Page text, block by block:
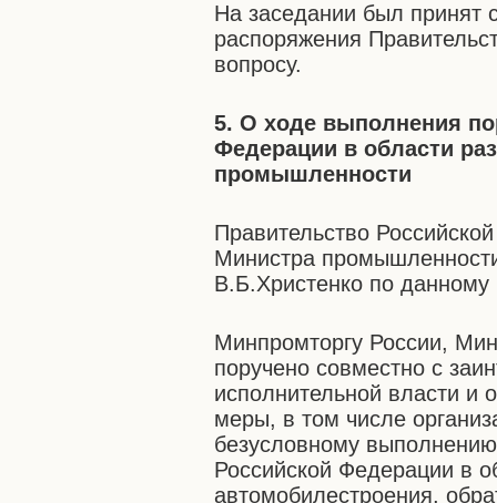
На заседании был принят
распоряжения
вопросу.
5. О ходе выполнения
Федерации в области
промышленности
Правительство
Министра
В.Б.Христенко по данному
Минпромторгу России,
поручено совместно с
исполнительной власти и
меры, в том числе
безусловному
Российской Федерации в
автомобилестроения,